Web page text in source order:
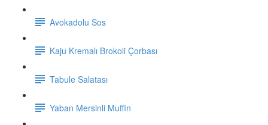
Avokadolu Sos
Kaju Kremalı Brokoli Çorbası
Tabule Salatası
Yaban Mersinli Muffin